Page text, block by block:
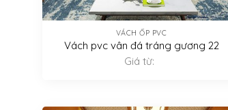
VÁCH ỐP PVC
Vách pvc vân đá tráng gương 22
Giá từ: